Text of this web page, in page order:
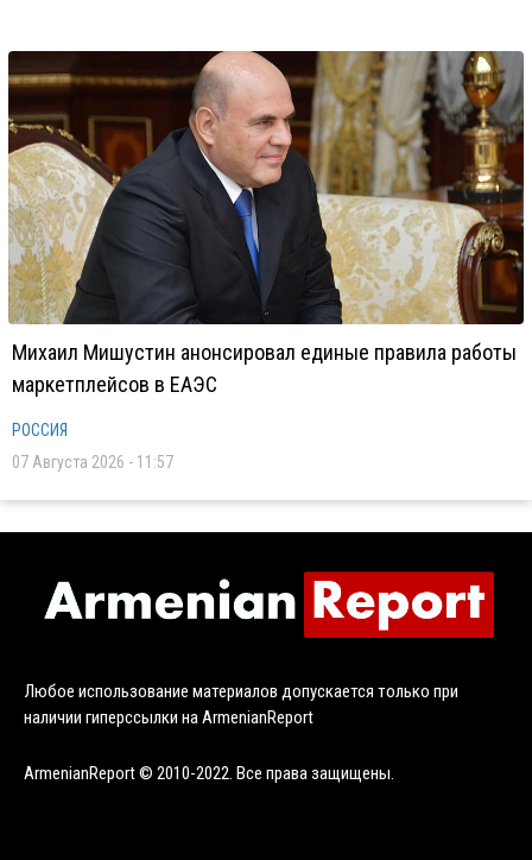
Михаил Мишустин анонсировал единые правила работы
маркетплейсов в ЕАЭС
РОССИЯ
07 Августа 2026 - 11:57
Любое использование материалов допускается только при
наличии гиперссылки на ArmenianReport
ArmenianReport © 2010-2022. Все права защищены.